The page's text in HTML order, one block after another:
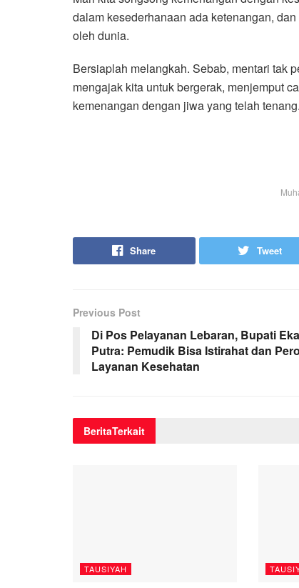
dalam kesederhanaan ada ketenangan,
oleh dunia.
Bersiaplah melangkah. Sebab, mentari tak
mengajak kita untuk bergerak, menjemput
kemenangan dengan jiwa yang telah
Share Tweet
Previous Post
Di Pos Pelayanan Lebaran, Bupati Eka
Putra: Pemudik Bisa Istirahat dan
Layanan Kesehatan
BeritaTerkait
TAUSIYAH